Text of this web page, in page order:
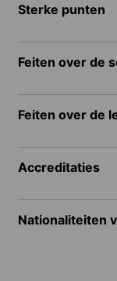
Sterke punten
Feiten over de
Feiten over de
Accreditaties
Nationaliteiten